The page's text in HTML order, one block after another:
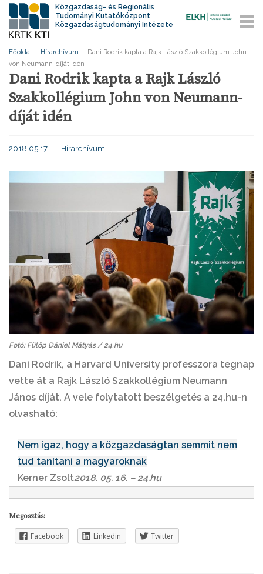
Közgazdaság- és Regionális
Tudományi Kutatóközpont
Közgazdaságtudományi Intézete
Főoldal Hírarchívum
Dani Rodrik kapta a Rajk László Szakkollégium John
von Neumann-díját idén
Dani Rodrik kapta a Rajk László
Szakkollégium John von Neumann-
díját idén
2018.05.17. Hírarchívum
Fotó: Fülöp Dániel Mátyás / 24.hu
Dani Rodrik, a Harvard University professzora tegnap
vette át a Rajk László Szakkollégium Neumann
János díját. A vele folytatott beszélgetés a 24.hu-n
olvasható:
Nem igaz, hogy a közgazdaságtan semmit nem
tud tanítani a magyaroknak
Kerner Zsolt2018. 05. 16. – 24.hu
Megosztás:
Facebook Linkedin Twitter